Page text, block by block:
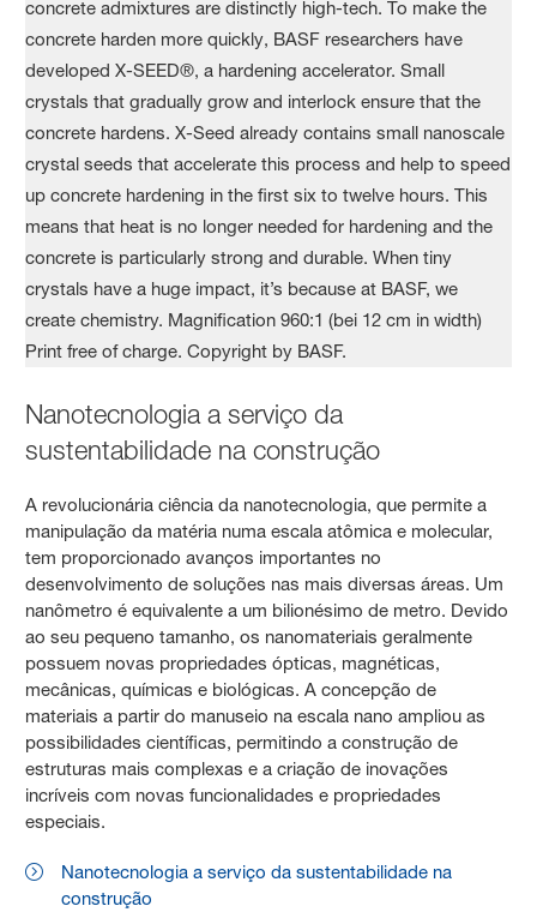
Nanotecnologia a serviço da
sustentabilidade na construção
A revolucionária ciência da nanotecnologia, que permite a
manipulação da matéria numa escala atômica e molecular,
tem proporcionado avanços importantes no
desenvolvimento de soluções nas mais diversas áreas. Um
nanômetro é equivalente a um bilionésimo de metro. Devido
ao seu pequeno tamanho, os nanomateriais geralmente
possuem novas propriedades ópticas, magnéticas,
mecânicas, químicas e biológicas. A concepção de
materiais a partir do manuseio na escala nano ampliou as
possibilidades científicas, permitindo a construção de
estruturas mais complexas e a criação de inovações
incríveis com novas funcionalidades e propriedades
especiais.
Nanotecnologia a serviço da sustentabilidade na
construção